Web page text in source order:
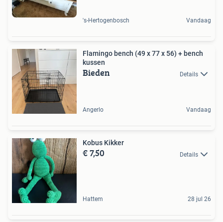
's-Hertogenbosch Vandaag
Flamingo bench (49 x 77 x 56) + bench
kussen
Bieden Details
Angerlo Vandaag
Kobus Kikker
€ 7,50 Details
Hattem 28 jul 26